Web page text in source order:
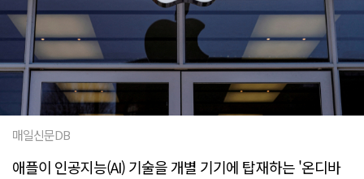
매일신문DB
애플이 인공지능(AI) 기술을 개별 기기에 탑재하는 '온디바